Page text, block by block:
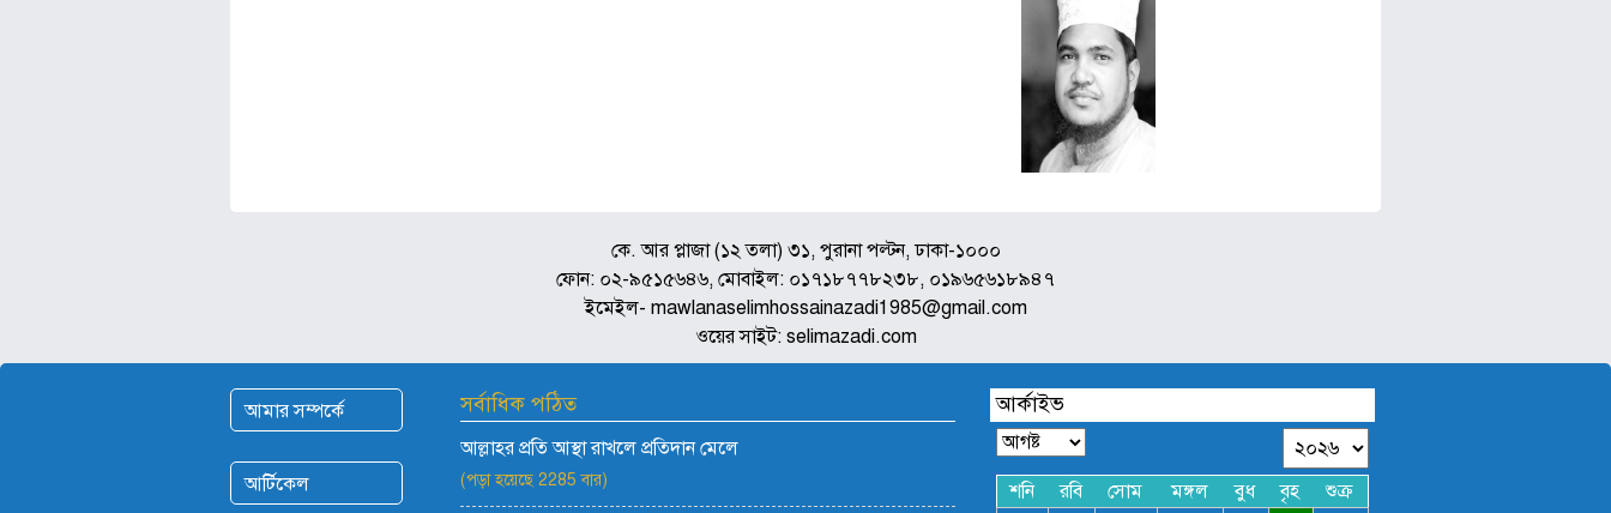
কে. আর প্লাজা (১২ তলা) ৩১, পুরানা পল্টন, ঢাকা-১০০০
ফোন: ০২-৯৫১৫৬৪৬, মোবাইল: ০১৭১৮৭৭৮২৩৮, ০১৯৬৫৬১৮৯৪৭
ইমেইল- mawlanaselimhossainazadi1985@gmail.com
ওয়ের সাইট: selimazadi.com
আমার সম্পর্কে
আর্টিকেল
সর্বাধিক পঠিত
আল্লাহর প্রতি আস্থা রাখলে প্রতিদান মেলে
(পড়া হয়েছে 2285 বার)
আর্কাইভ
শনি রবি সোম মঙ্গল বুধ বৃহ শুক্র